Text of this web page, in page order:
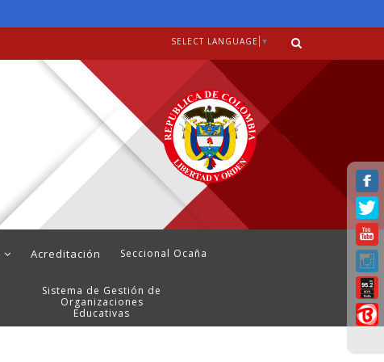
SELECT LANGUAGE ▼
Acreditación Seccional Ocaña
Sistema de Gestión de
Organizaciones
Educativas